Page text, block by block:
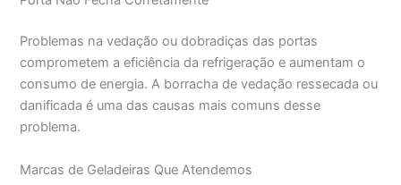
Problemas na vedação ou dobradiças das portas
comprometem a eficiência da refrigeração e aumentam o
consumo de energia. A borracha de vedação ressecada ou
danificada é uma das causas mais comuns desse
problema.
Marcas de Geladeiras Que Atendemos